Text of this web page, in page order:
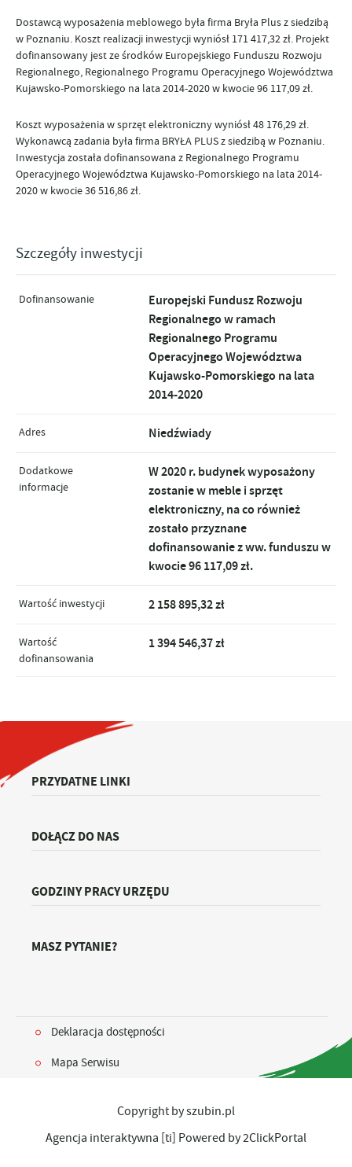
Dostawcą wyposażenia meblowego była firma Bryła Plus z siedzibą
w Poznaniu. Koszt realizacji inwestycji wyniósł 171 417,32 zł. Projekt
dofinansowany jest ze środków Europejskiego Funduszu Rozwoju
Regionalnego, Regionalnego Programu Operacyjnego Województwa
Kujawsko-Pomorskiego na lata 2014-2020 w kwocie 96 117,09 zł.
Koszt wyposażenia w sprzęt elektroniczny wyniósł 48 176,29 zł.
Wykonawcą zadania była firma BRYŁA PLUS z siedzibą w Poznaniu.
Inwestycja została dofinansowana z Regionalnego Programu
Operacyjnego Województwa Kujawsko-Pomorskiego na lata 2014-
2020 w kwocie 36 516,86 zł.
Szczegóły inwestycji
Dofinansowanie
Europejski Fundusz Rozwoju
Regionalnego w ramach
Regionalnego Programu
Operacyjnego Województwa
Kujawsko-Pomorskiego na lata
2014-2020
Adres Niedźwiady
Dodatkowe
informacje
W 2020 r. budynek wyposażony
zostanie w meble i sprzęt
elektroniczny, na co również
zostało przyznane
dofinansowanie z ww. funduszu w
kwocie 96 117,09 zł.
Wartość inwestycji 2 158 895,32 zł
Wartość
dofinansowania
1 394 546,37 zł
PRZYDATNE LINKI
DOŁĄCZ DO NAS
GODZINY PRACY URZĘDU
MASZ PYTANIE?
Deklaracja dostępności
Mapa Serwisu
Copyright by szubin.pl
Agencja interaktywna [ti] Powered by2ClickPortal